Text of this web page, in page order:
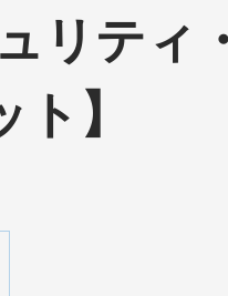
リティ
】